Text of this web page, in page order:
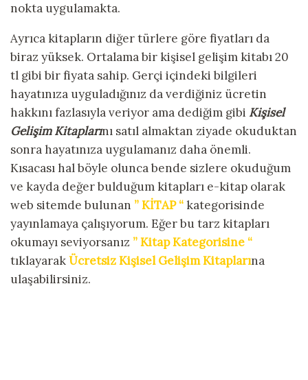
nokta uygulamakta.
Ayrıca kitapların diğer türlere göre fiyatları da
biraz yüksek. Ortalama bir kişisel gelişim kitabı 20
tl gibi bir fiyata sahip. Gerçi içindeki bilgileri
hayatınıza uyguladığınız da verdiğiniz ücretin
hakkını fazlasıyla veriyor ama dediğim gibi Kişisel
Gelişim Kitaplarını satıl almaktan ziyade okuduktan
sonra hayatınıza uygulamanız daha önemli.
Kısacası hal böyle olunca bende sizlere okuduğum
ve kayda değer bulduğum kitapları e-kitap olarak
web sitemde bulunan ” KİTAP “kategorisinde
yayınlamaya çalışıyorum. Eğer bu tarz kitapları
okumayı seviyorsanız ” Kitap Kategorisine “
tıklayarakÜcretsiz Kişisel Gelişim Kitaplarına
ulaşabilirsiniz.